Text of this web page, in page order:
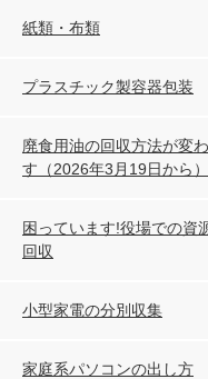
紙類・布類
プラスチック製容器包装
廃食用油の回収方法が変
す（2026年3月19日から）
困っています!役場での資
回収
小型家電の分別収集
家庭系パソコンの出し方